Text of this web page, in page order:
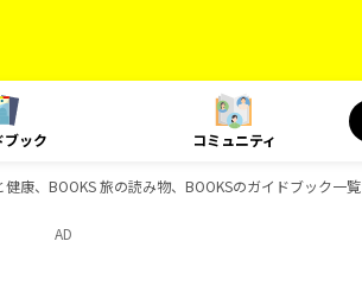
ブック コミュニティ
康、BOOKS 旅の読み物、BOOKSのガイドブック一覧
AD